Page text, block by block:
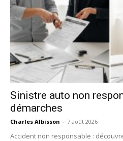
Sinistre auto non
démarches
Charles Albisson - 7 août 2026
Accident non responsable :